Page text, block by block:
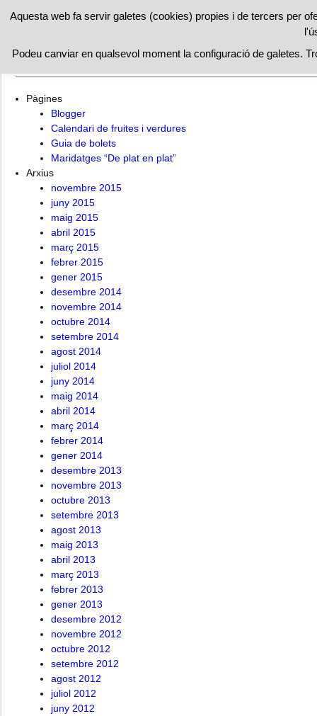
Inici Maridatges “De plat en plat”
Institut Català Cuina
Pàgines
Blogger
Calendari de fruites i verdures
Guia de bolets
Maridatges “De plat en plat”
Arxius
novembre 2015
juny 2015
maig 2015
abril 2015
març 2015
febrer 2015
gener 2015
desembre 2014
novembre 2014
octubre 2014
setembre 2014
agost 2014
juliol 2014
juny 2014
maig 2014
abril 2014
març 2014
febrer 2014
gener 2014
desembre 2013
novembre 2013
octubre 2013
setembre 2013
agost 2013
maig 2013
abril 2013
març 2013
febrer 2013
gener 2013
desembre 2012
novembre 2012
octubre 2012
setembre 2012
agost 2012
juliol 2012
juny 2012
Aquesta web fa servir galetes (cookies) propies i de tercers per
Podeu canviar en qualsevol moment la configuració de galetes.